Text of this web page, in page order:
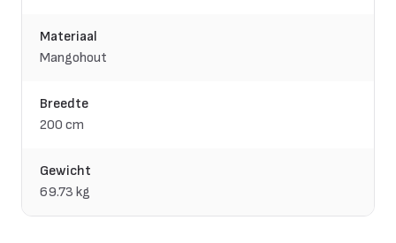
Materiaal
Mangohout
Breedte
200 cm
Gewicht
69.73 kg